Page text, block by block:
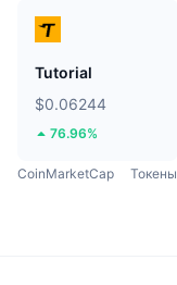
Tutorial
$0.06244
76.96%
CoinMarketCap Токены